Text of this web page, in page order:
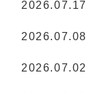
2026.07.17
2026.07.08
2026.07.02